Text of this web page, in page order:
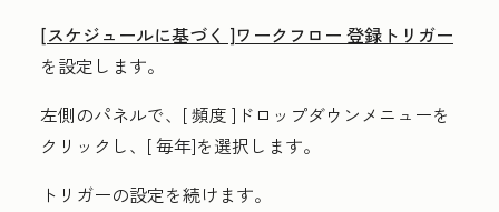
[スケジュールに基づく ]ワークフロー 登録トリガー
を設定します。
左側のパネルで、[頻度 ]ドロップダウンメニューを
クリックし、[毎年]を選択します。
トリガーの設定を続けます。